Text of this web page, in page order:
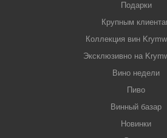
Подарки
Крупным
Коллекция вин
Эксклюзивно на
Вино недели
Пиво
Винный базар
Новинки